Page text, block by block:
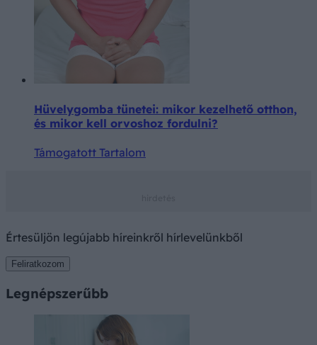
Hüvelygomba tünetei: mikor kezelhető otthon,
és mikor kell orvoshoz fordulni?
Támogatott Tartalom
Értesüljön legújabb híreinkről hírlevelünkből
Feliratkozom
Legnépszerűbb